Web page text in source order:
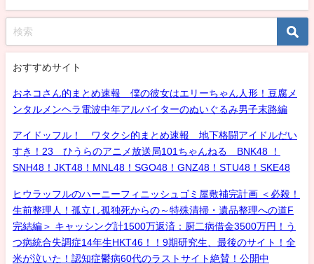
おすすめサイト
おネコさん的まとめ速報 僕の彼女はエリーちゃん人形！豆腐メ
ンタルメンヘラ電波中年アルバイターのぬいぐるみ男子末路編
アイドッフル！ ワタクシ的まとめ速報 地下格闘アイドルだい
すき！23 ひうらのアニメ放送局101ちゃんねる BNK48 ！
SNH48！JKT48！MNL48！SGO48！GNZ48！STU48！SKE48
ヒウラッフルのハーニーフィニッシュゴミ屋敷補完計画 ＜必殺！
生前整理人！孤立し孤独死からの～特殊清掃・遺品整理への道F
完結編＞ キャッシング計1500万返済：厨二病借金3500万円！う
つ病統合失調症14年生HKT46！！9期研究生、最後のサイト！全
米が泣いた！認知症鬱病60代のラストサイト絶賛！公開中